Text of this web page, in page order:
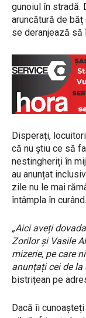
gunoiul în stradă.
aruncătură de
se deranjează să
Disperați,
că nu știu ce să
nestingheriți în
au anunțat
zile nu le mai
întâmpla în curând.
„Aici aveți
Zorilor și Vasile
mizerie, pe care
anunțați cei de la
bistrițean pe
Dacă îi